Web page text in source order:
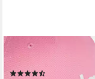
ADIDAS PERFORMANCE
Baseball Cap LINEAR
(8)